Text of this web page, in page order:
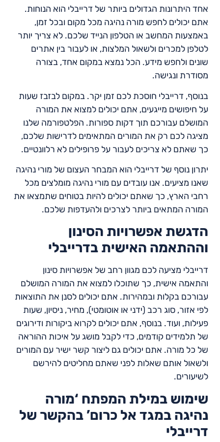
אחד היתרונות הגדולים ביותר של דרייבלי הוא הנוחות.
אתם יכולים לחפש מורה נהיגה מכל מקום ובכל זמן,
באמצעות המחשב או הטלפון הנייד שלכם. לא צריך יותר
לטלפן למכרים ולשאול המלצות, או לעבור בין אתרים
שונים ולחפש מידע. הכל נמצא במקום אחד, בצורה
מסודרת ונגישה.
בנוסף, דרייבלי חוסכת לכם זמן יקר. במקום לבזבז שעות
על חיפושים מייגעים, אתם יכולים למצוא את המורה
המושלם עבורכם תוך דקות ספורות. הפלטפורמה שלנו
מציגה לכם רק את המורים המתאימים לדרישות שלכם,
כך שאתם לא צריכים לעבור על פרופילים לא רלוונטיים.
יתרון נוסף של דרייבלי הוא המבחר העצום של מורי נהיגה
שאנו מציעים. אנו עובדים עם מורי נהיגה מומלצים מכל
רחבי הארץ, כך שאתם יכולים להיות בטוחים שתמצאו את
המורה המתאים ביותר לצרכים ולהעדפות שלכם.
הדגשת אפשרויות הסינון
וההתאמה האישית בדרייבלי
דרייבלי מציעה לכם מגוון רחב של אפשרויות סינון
והתאמה אישית, כך שתוכלו למצוא את המורה המושלם
עבורכם בקלות ובמהירות. אתם יכולים לסנן את התוצאות
לפי אזור, סוג רכב (ידני או אוטומטי), מחיר, ניסיון, שעות
פעילות, ועוד. בנוסף, אתם יכולים לקרוא ביקורות ודירוגים
של תלמידים קודמים, כדי לקבל מושג על איכות ההוראה
של כל מורה. אתם יכולים גם ליצור קשר ישיר עם המורים
ולשאול אותם שאלות לפני שאתם מחליטים להירשם
לשיעורים.
שימוש במילת המפתח ‘מורה
נהיגה במגד אל כרום’ בהקשר של
דרייבלי